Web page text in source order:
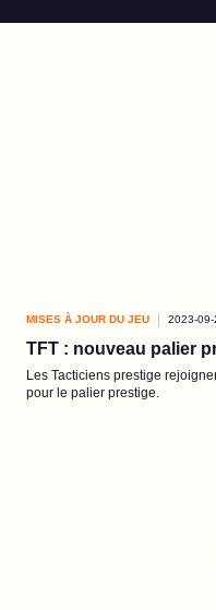
MISES À JOUR DU JEU 2023-
TFT : nouveau palier
Les Tacticiens prestige
pour le palier prestige.